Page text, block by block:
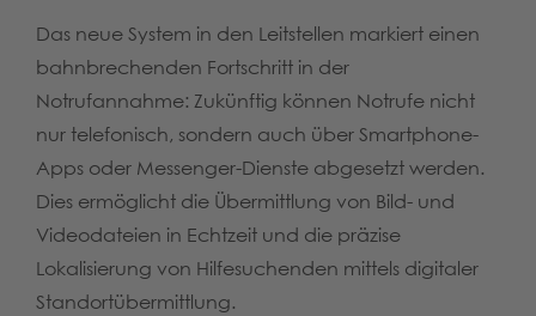
Das neue System in den Leitstellen markiert einen
bahnbrechenden Fortschritt in der
Notrufannahme: Zukünftig können Notrufe nicht
nur telefonisch, sondern auch über Smartphone-
Apps oder Messenger-Dienste abgesetzt werden.
Dies ermöglicht die Übermittlung von Bild- und
Videodateien in Echtzeit und die präzise
Lokalisierung von Hilfesuchenden mittels digitaler
Standortübermittlung.